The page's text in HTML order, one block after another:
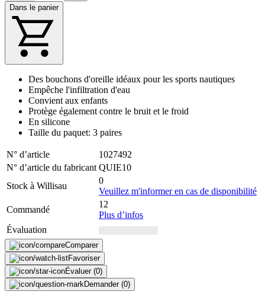
Dans le panier
Des bouchons d'oreille idéaux pour les sports nautiques
Empêche l'infiltration d'eau
Convient aux enfants
Protège également contre le bruit et le froid
En silicone
Taille du paquet: 3 paires
N° d’article
1027492
N° d’article du fabricant QUIE10
Stock à Willisau
0
Veuillez m'informer en cas de disponibilité
Commandé
12
Plus d’infos
Évaluation
Comparer
Favoriser
Évaluer (0)
Demander (0)